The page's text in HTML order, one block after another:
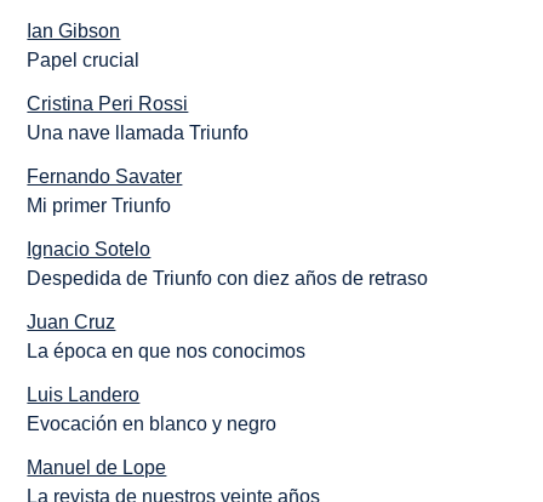
Ian Gibson
Papel crucial
Cristina Peri Rossi
Una nave llamada Triunfo
Fernando Savater
Mi primer Triunfo
Ignacio Sotelo
Despedida de Triunfo con diez años de retraso
Juan Cruz
La época en que nos conocimos
Luis Landero
Evocación en blanco y negro
Manuel de Lope
La revista de nuestros veinte años